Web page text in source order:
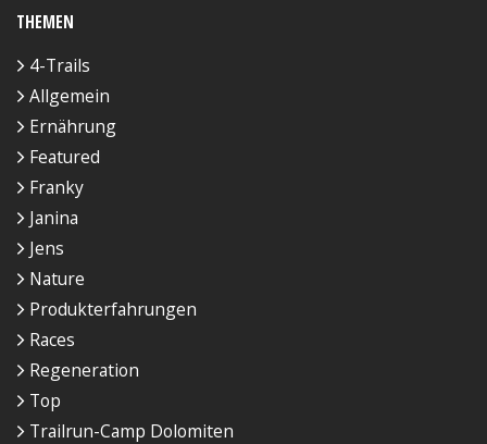
THEMEN
4-Trails
Allgemein
Ernährung
Featured
Franky
Janina
Jens
Nature
Produkterfahrungen
Races
Regeneration
Top
Trailrun-Camp Dolomiten